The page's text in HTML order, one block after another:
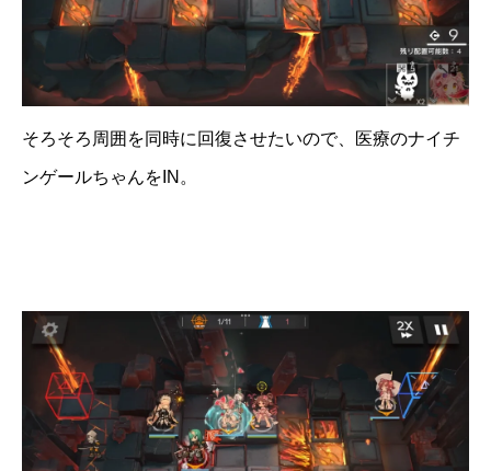
そろそろ周囲を同時に回復させたいので、医療のナイチ
ンゲールちゃんをIN。